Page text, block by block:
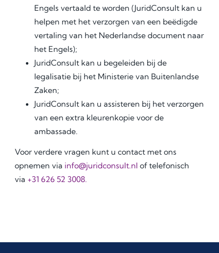
Engels vertaald te worden (JuridConsult kan u
helpen met het verzorgen van een beëdigde
vertaling van het Nederlandse document naar
het Engels);
JuridConsult kan u begeleiden bij de
legalisatie bij het Ministerie van Buitenlandse
Zaken;
JuridConsult kan u assisteren bij het verzorgen
van een extra kleurenkopie voor de
ambassade.
Voor verdere vragen kunt u contact met ons
opnemen via info@juridconsult.nl of telefonisch
via +31 626 52 3008.